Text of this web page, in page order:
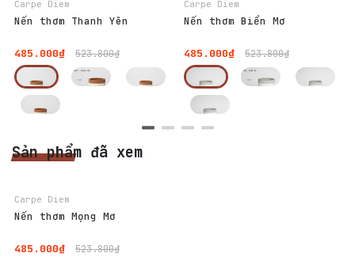
Carpe Diem
Nến thơm Thanh Yên
485.000₫ 523.800₫
Carpe Diem
Nến thơm Biển Mơ
485.000₫ 523.800₫
Sản phẩm đã xem
-7%
Carpe Diem
Nến thơm Mọng Mơ
485.000₫ 523.800₫